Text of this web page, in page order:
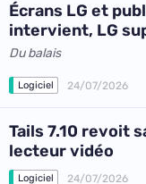
Écrans LG et
intervient, LG
Du balais
Logiciel 24/07/2026
Tails 7.10 revoit
lecteur vidéo
Logiciel 24/07/2026